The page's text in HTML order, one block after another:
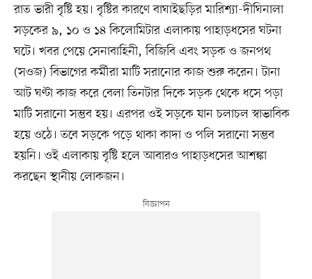
রাত ভারী বৃষ্টি হয়। বৃষ্টির কারণে বাঘাইছড়ির মারিশ্যা-দীঘিনালা
সড়কের ৯, ১০ ও ১৪ কিলোমিটার এলাকায় পাহাড়ধসের ঘটনা
ঘটে। খবর পেয়ে সেনাবাহিনী, বিজিবি এবং সড়ক ও জনপথ
(সওজ) বিভাগের কর্মীরা মাটি সরানোর কাজ শুরু করেন। টানা
আট ঘণ্টা কাজ করে বেলা তিনটার দিকে সড়ক থেকে ধসে পড়া
মাটি সরানো সম্ভব হয়। এরপর ওই সড়কে যান চলাচল স্বাভাবিক
হয়ে ওঠে। তবে সড়কে পড়ে থাকা কাদা ও পলি সরানো সম্ভব
হয়নি। ওই এলাকায় বৃষ্টি হলে আবারও পাহাড়ধসের আশঙ্কা
করছেন স্থানীয় লোকজন।